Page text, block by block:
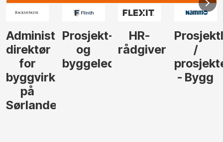
Administrerende
direktør
for
byggvirksomhet
på
Sørlandet
Prosjekt-
og
byggeleder
HR-
rådgiver
/
- Bygg